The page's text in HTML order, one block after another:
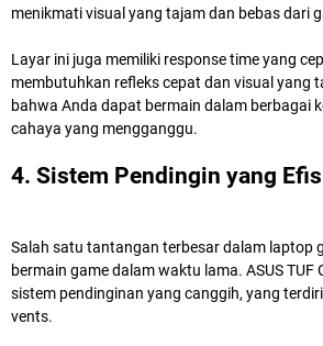
menikmati visual yang tajam dan bebas dari
Layar ini juga memiliki response time yang
membutuhkan refleks cepat dan visual yang
bahwa Anda dapat bermain dalam berbagai
cahaya yang mengganggu.
4. Sistem Pendingin yang
Salah satu tantangan terbesar dalam laptop
bermain game dalam waktu lama. ASUS
sistem pendinginan yang canggih, yang
vents.